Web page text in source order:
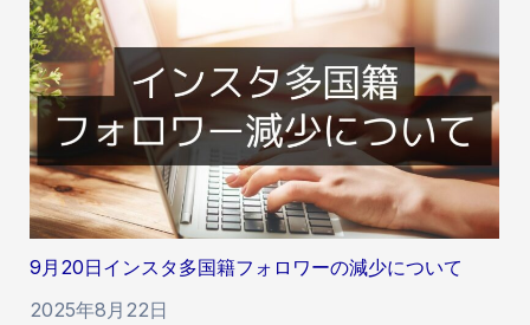
い
理
由
と
継
続
利
用
に
い
先
の
一
部
公
開
に
つ
い
て
。
9月20日インスタ多国籍フォロワーの減少について
2025年8月22日